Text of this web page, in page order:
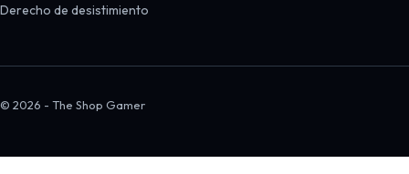
Derecho de desistimiento
© 2026 - The Shop Gamer